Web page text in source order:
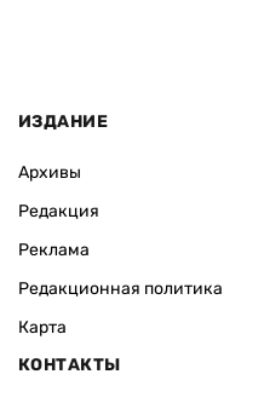
ИЗДАНИЕ
Архивы
Редакция
Реклама
Редакционная политика
Карта
КОНТАКТЫ